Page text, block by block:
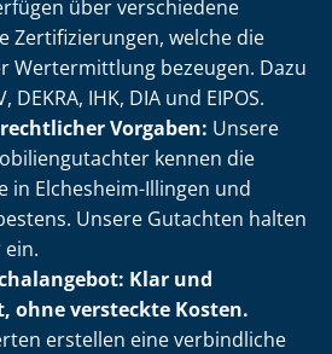
über verschiedene
Zer­ti­fi­zie­run­gen, welche die
Wertermittlung bezeugen. Dazu
DEKRA, IHK, DIA und EIPOS.
Vorgaben: Unsere
kennen die
in Elchesheim-Illingen und
Unsere Gutachten halten
Klar und
ohne versteckte Kosten.
erstellen eine verbindliche